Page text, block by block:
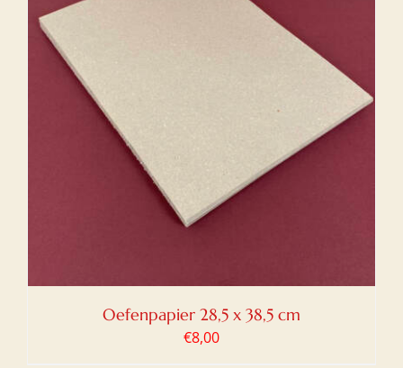
Oefenpapier 28,5 x 38,5 cm
€8,00